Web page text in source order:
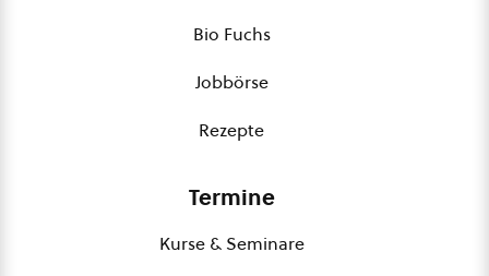
Bio Fuchs
Jobbörse
Rezepte
Termine
Kurse & Seminare